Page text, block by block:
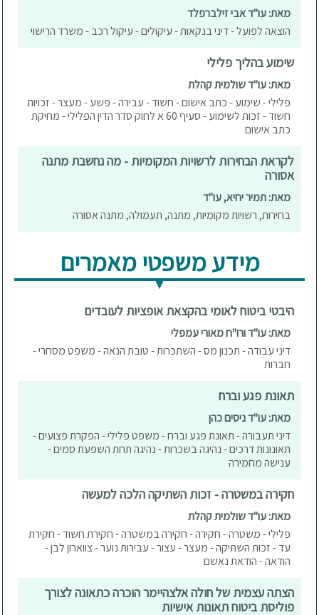
מאת: עו"ד אבי זילברפלד
הוצאה לפועל - דיני בנקאות - עיקולים - עיקול רכב - משרד הרישוי
שימוע בהליך פלילי
מאת: עו"ד שולמית קהלת
פלילי - שימוע - כתב אישום - חשוד - עבירה - פשע - מעצר - זכויות
חשוד - זכות לשימוע - סעיף 60 א לחוק סדר הדין הפלילי - מחיקת
כתב אישום
לקראת הבחירות לרשויות המקומיות - מה נחשבת מתנה
אסורה
מאת: תמיר יחיא, עו"ד
בחירות, רשויות מקומיות, מתנה, תעמולה, מתנה אסורה
מידע משפטי מאמרים
היבטי ביטוח לאומי בהקצאת אופציות לעובדים
מאת: עו"ד ורו"ח מאורי עמפלי
דיני עבודה - תכנון מס - השתכרות - טובת הנאה - משפט מסחרי -
חברות
תאונת פגע וברח
מאת: עו"ד ניסים כהן
דיני תעבורה - תאונת פגע וברח - משפט פלילי - הפקרת פצועים -
תאונונות דרכים - נהיגה בשכרות - נהיגה תחת השפעת סמים -
ענישה מחמירה
חקירה במשטרה - זכות השתיקה הלכה למעשה
מאת: עו"ד שולמית קהלת
פלילי - משטרה - חקירה - חקירה במשטרה - חקירת חשוד - חקירת
עד - זכות השתיקה - מעצר - עצור - עבירות נוער - צווארון לבן -
הודאה - הודאת נאשם
הצתה עצמית של חולה אלצהיימר הוכרה כתאונה לצורך
פוליסת ביטוח תאונות אישיות